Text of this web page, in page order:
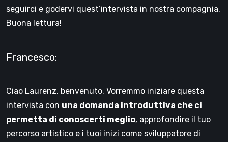
seguirci e godervi quest’intervista in nostra compagnia.
Buona lettura!
Francesco:
Ciao Laurenz, benvenuto. Vorremmo iniziare questa
intervista con una domanda introduttiva che ci
permetta di conoscerti meglio, approfondire il tuo
percorso artistico e i tuoi inizi come sviluppatore di